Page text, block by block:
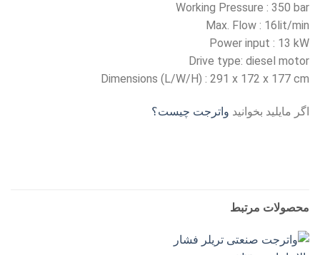
Working Pressure : 350 bar
Max. Flow : 16lit/min
Power input : 13 kW
Drive type: diesel motor
Dimensions (L/W/H) : 291 x 172 x 177 cm
اگر مایلید بخوانید واترجت چیست؟
محصولات مرتبط